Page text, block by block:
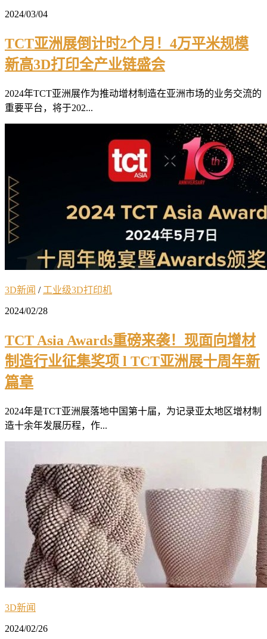
2024/03/04
TCT亚洲展倒计时2个月！4万平米规模
新高3D打印全产业链盛会
2024年TCT亚洲展作为推动增材制造在亚洲市场的业务交流的
重要平台，将于202...
3D新闻 / 工业级3D打印机
2024/02/28
TCT Asia Awards重磅来袭！现面向增材
制造行业征集奖项 l TCT亚洲展十周年新
篇章
2024年是TCT亚洲展落地中国第十届，为记录亚太地区增材制
造十余年发展历程，作...
3D新闻
2024/02/26